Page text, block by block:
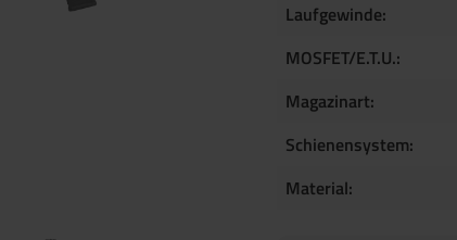
Laufgewinde:
MOSFET/E.T.U.:
Magazinart:
Schienensystem:
Material: